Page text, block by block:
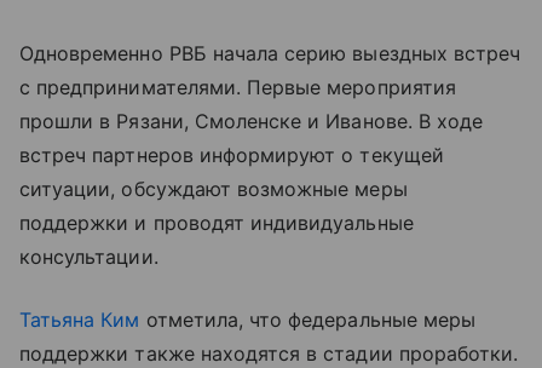
Одновременно РВБ начала серию выездных встреч
с предпринимателями. Первые мероприятия
прошли в Рязани, Смоленске и Иванове. В ходе
встреч партнеров информируют о текущей
ситуации, обсуждают возможные меры
поддержки и проводят индивидуальные
консультации.
Татьяна Ким отметила, что федеральные меры
поддержки также находятся в стадии проработки.